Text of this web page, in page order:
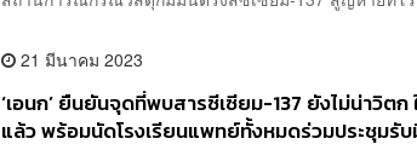
21 มีนาคม 2023
‘เอนก’ ยืนยันจุดที่พบสารซีเซียม-137 ยังไม่น่าวิตก
แล้ว พร้อมนัดโรงเรียนแพทย์ทั้งหมดร่วมประชุมรั